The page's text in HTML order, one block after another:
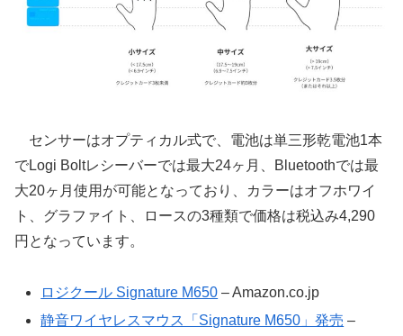
センサーはオプティカル式で、電池は単三形乾電池1本
でLogi Boltレシーバーでは最大24ヶ月、Bluetoothでは最
大20ヶ月使用が可能となっており、カラーはオフホワイ
ト、グラファイト、ロースの3種類で価格は税込み4,290
円となっています。
ロジクール Signature M650 – Amazon.co.jp
静音ワイヤレスマウス「Signature M650」発売 –